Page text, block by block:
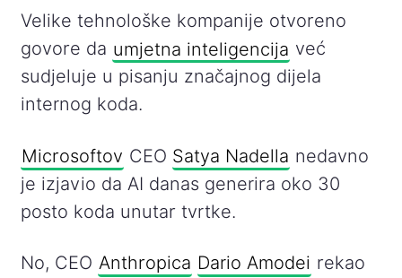
Velike tehnološke kompanije otvoreno
govore da umjetna inteligencija već
sudjeluje u pisanju značajnog dijela
internog koda.
Microsoftov CEO Satya Nadella nedavno
je izjavio da AI danas generira oko 30
posto koda unutar tvrtke.
No, CEO Anthropica Dario Amodei rekao